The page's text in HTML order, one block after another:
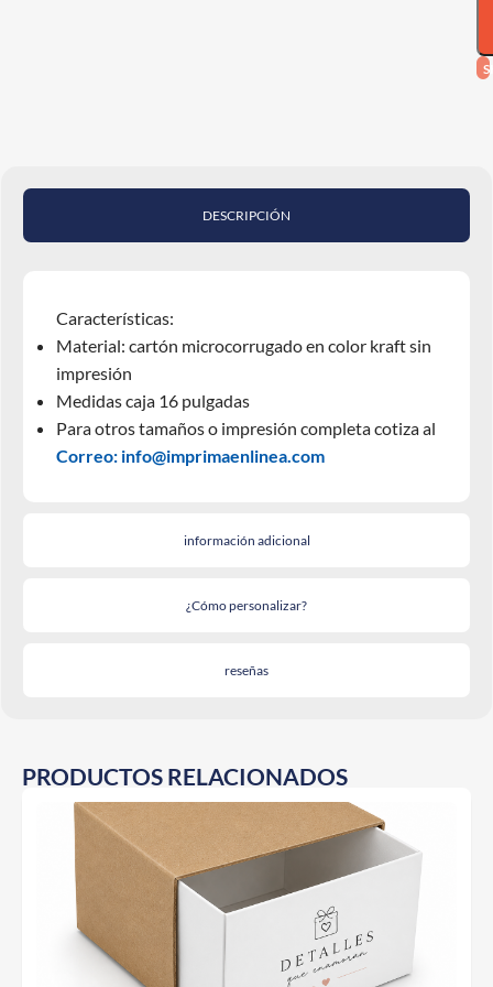
DESCRIPCIÓN
información adicional
¿Cómo personalizar?
reseñas
Características:
Material: cartón microcorrugado en color kraft sin
impresión
Medidas caja 16 pulgadas
Para otros tamaños o impresión completa cotiza al
Correo: info@imprimaenlinea.com
PRODUCTOS RELACIONADOS